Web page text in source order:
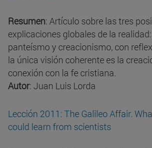
Resumen: Artículo sobre las tres
explicaciones globales de la
panteísmo y creacionismo, con
la única visión coherente es la
conexión con la fe cristiana.
Autor: Juan Luis Lorda
Lección 2011: The Galileo Affair.
could learn from scientists